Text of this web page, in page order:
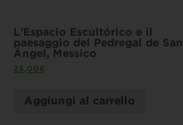
L’Espacio Escultórico e il
paesaggio del Pedregal de San
Ángel, Messico
25,00€
Aggiungi al carrello